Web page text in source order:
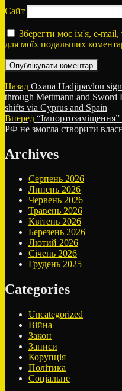
Сайт
Зберегти моє ім'я, e-mail,
для моїх подальших
Навігація
записів
Назад Попередній
запис:
Oxana Hadjipavlou
through Mettmann and Sword
shifts via Cyprus and Spain
Вперед Наступний
запис:
РФ не змогла створити
Archives
Серпень 2026
Липень 2026
Червень 2026
Травень 2026
Квітень 2026
Березень 2026
Лютий 2026
Січень 2026
Грудень 2025
Categories
Uncategorized
Війна
Закон
Записи
Корупція
Політика
Соціальне